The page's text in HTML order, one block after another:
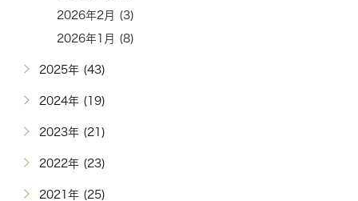
2026年2月 (3)
2026年1月 (8)
2025年 (43)
2024年 (19)
2023年 (21)
2022年 (23)
2021年 (25)